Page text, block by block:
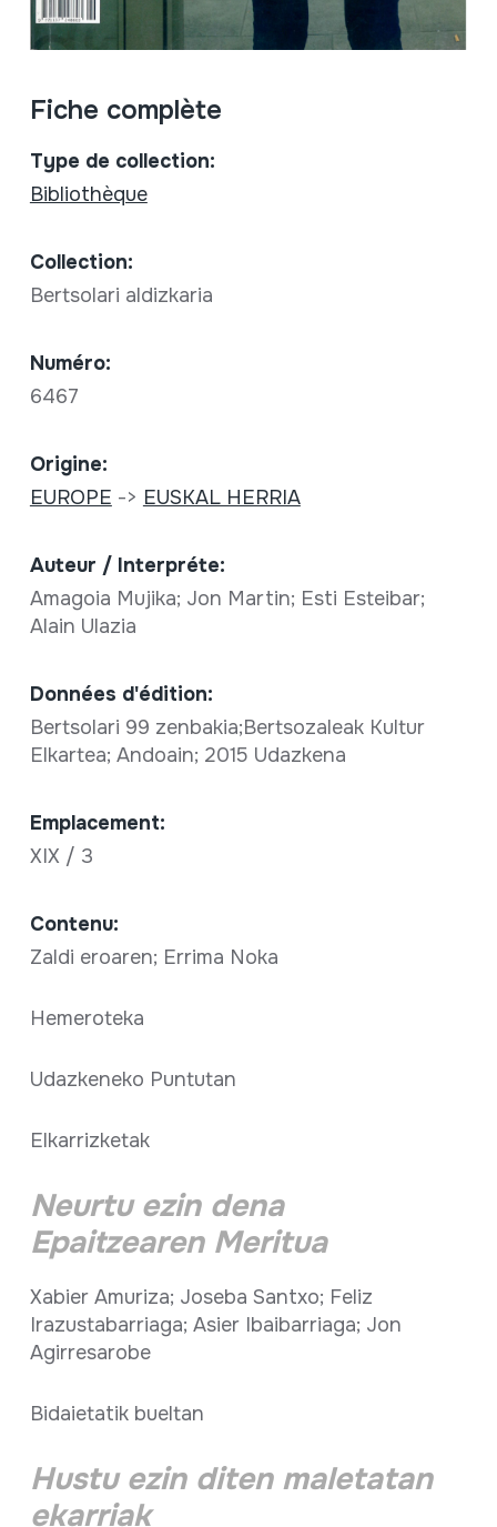
Fiche complète
Type de collection:
Bibliothèque
Collection:
Bertsolari aldizkaria
Numéro:
6467
Origine:
EUROPE -> EUSKAL HERRIA
Auteur / Interpréte:
Amagoia Mujika; Jon Martin; Esti Esteibar;
Alain Ulazia
Données d'édition:
Bertsolari 99 zenbakia;Bertsozaleak Kultur
Elkartea; Andoain; 2015 Udazkena
Emplacement:
XIX / 3
Contenu:
Zaldi eroaren; Errima Noka
Hemeroteka
Udazkeneko Puntutan
Elkarrizketak
Neurtu ezin dena
Epaitzearen Meritua
Xabier Amuriza; Joseba Santxo; Feliz
Irazustabarriaga; Asier Ibaibarriaga; Jon
Agirresarobe
Bidaietatik bueltan
Hustu ezin diten maletatan
ekarriak